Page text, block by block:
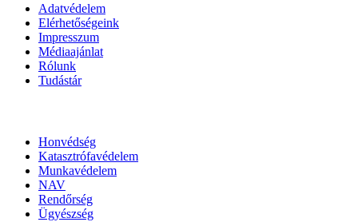
Adatvédelem
Elérhetőségeink
Impresszum
Médiaajánlat
Rólunk
Tudástár
Honvédség
Katasztrófavédelem
Munkavédelem
NAV
Rendőrség
Ügyészség